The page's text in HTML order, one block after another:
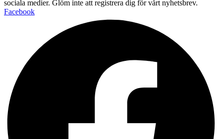
sociala medier. Glöm inte att registrera dig för vårt nyhetsbrev.
Facebook